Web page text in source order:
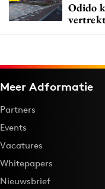
Odido
Meer Adformatie
Partners
Events
Vacatures
Whitepapers
Nieuwsbrief